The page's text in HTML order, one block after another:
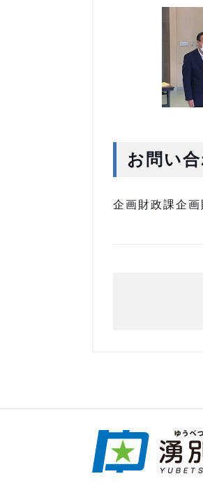
お問い
企画財政課企